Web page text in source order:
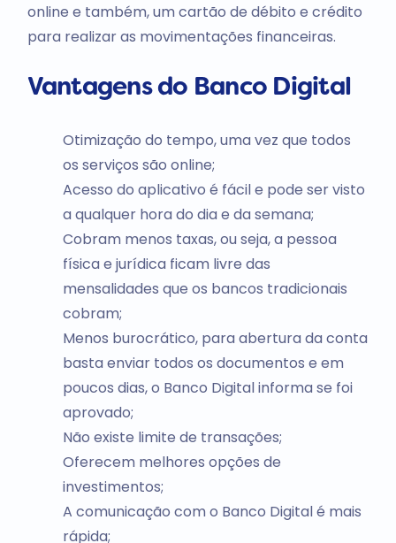
online e também, um cartão de débito e crédito
para realizar as movimentações financeiras.
Vantagens do Banco Digital
Otimização do tempo, uma vez que todos
os serviços são online;
Acesso do aplicativo é fácil e pode ser visto
a qualquer hora do dia e da semana;
Cobram menos taxas, ou seja, a pessoa
física e jurídica ficam livre das
mensalidades que os bancos tradicionais
cobram;
Menos burocrático, para abertura da conta
basta enviar todos os documentos e em
poucos dias, o Banco Digital informa se foi
aprovado;
Não existe limite de transações;
Oferecem melhores opções de
investimentos;
A comunicação com o Banco Digital é mais
rápida;